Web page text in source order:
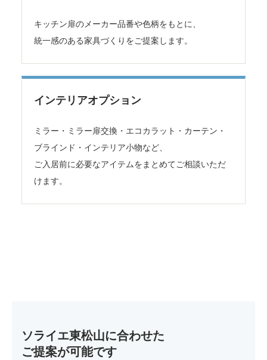
キッチン扉のメーカー品番や色柄をもとに、
統一感のある家具づくりをご提案します。
インテリアオプション
ミラー・ミラー扉交換・エコカラット・カーテン・
ブラインド・インテリア小物など、
ご入居前に必要なアイテムをまとめてご相談いただ
けます。
ソライエ東松山に合わせた
ご提案が可能です